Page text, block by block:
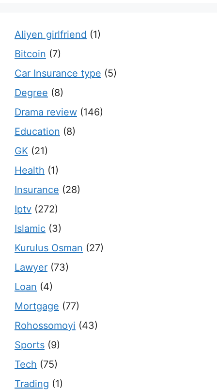
Aliyen girlfriend (1)
Bitcoin (7)
Car Insurance type (5)
Degree (8)
Drama review (146)
Education (8)
GK (21)
Health (1)
Insurance (28)
Iptv (272)
Islamic (3)
Kurulus Osman (27)
Lawyer (73)
Loan (4)
Mortgage (77)
Rohossomoyi (43)
Sports (9)
Tech (75)
Trading (1)